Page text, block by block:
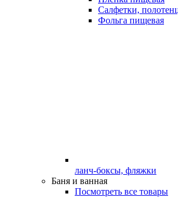
Салфетки,
Фольга пищевая
ланч-боксы, фляжки
Баня и ванная
Посмотреть все товары